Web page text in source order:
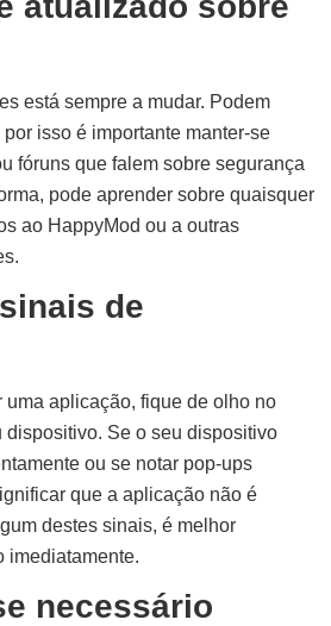
está sempre a mudar. Podem
isso é importante manter-se
fóruns que falem sobre segurança
pode aprender sobre quaisquer
ao HappyMod ou a outras
de
uma aplicação, fique de olho no
dispositivo. Se o seu dispositivo
ou se notar pop-ups
que a aplicação não é
destes sinais, é melhor
imediatamente.
necessário